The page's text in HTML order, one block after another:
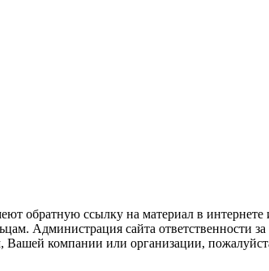
обратную ссылку на материал в
Администрация сайта ответственности
компании или организации,